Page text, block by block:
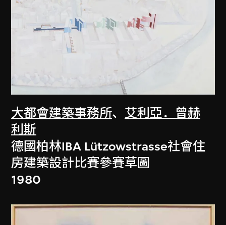
大都會建築事務所、 艾利亞．曾赫
利斯
德國柏林IBA Lützowstrasse社會住
房建築設計比賽參賽草圖
1980